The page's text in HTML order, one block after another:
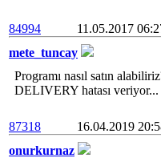
84994
11.05.2017
mete_tuncay
Programı nasıl satın
DELIVERY hatası veriyor...
87318
16.04.2019
onurkurnaz